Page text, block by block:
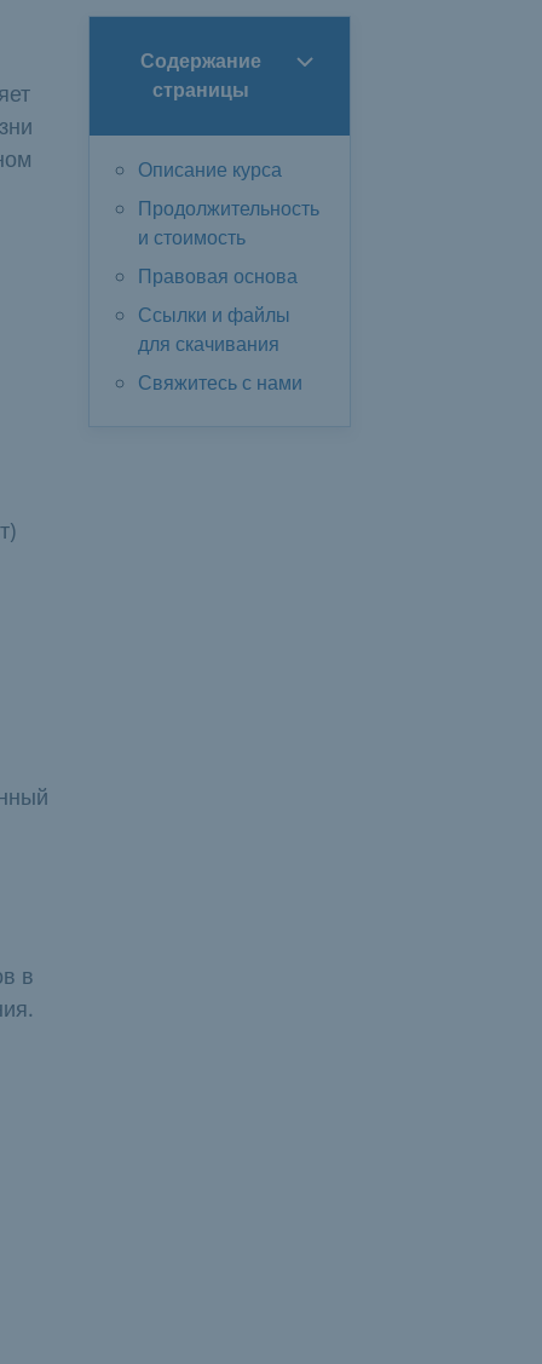
Содержание
страницы
Описание курса
Продолжительность
и стоимость
Правовая основа
Ссылки и файлы
для скачивания
Свяжитесь с нами
в